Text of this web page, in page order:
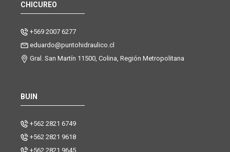
CHICUREO
+569 2007 6277
eduardo@puntohidraulico.cl
Gral. San Martín 11500, Colina, Región Metropolitana
BUIN
+562 2821 6749
+562 2821 9618
+562 2821 9645